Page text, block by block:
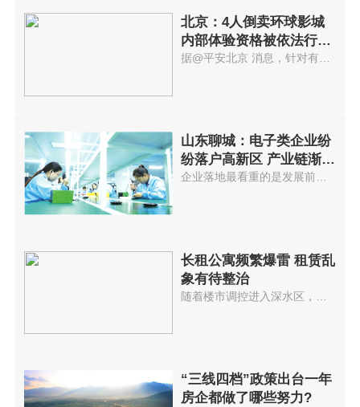
北京：4人倒卖环球影城
内部体验资格被依法行政
拘留
据@平安北京 消息，针对有人举...
山东聊城：电子类企业纷
纷落户高新区 产业链渐趋
完善
企业落地最看重的是发展前景，聊...
长租公寓频繁爆雷 租赁乱
象有待整治
“三线四档”政策出台一年
房企都做了哪些努力?